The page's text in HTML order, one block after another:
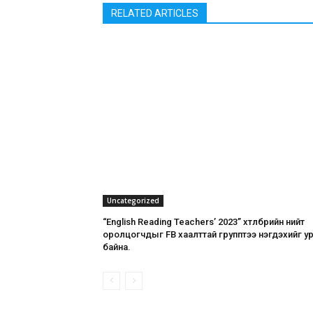
RELATED ARTICLES
Uncategorized
“English Reading Teachers’ 2023” хөтөлбөрийн нийт
оролцогчдыг FB хаалттай групптээ нэгдэхийг
байна.